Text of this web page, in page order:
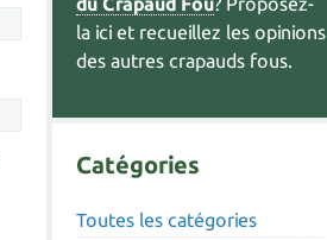
la ici et recueillez les opinions
des autres crapauds fous.
Catégories
Toutes les catégories